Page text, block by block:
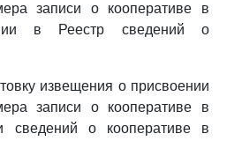
записи о кооперативе в
в Реестр сведений о
извещения о присвоении
записи о кооперативе в
сведений о кооперативе в